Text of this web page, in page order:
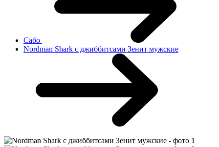
Сабо
Nordman Shark с джиббитсами Зенит мужские